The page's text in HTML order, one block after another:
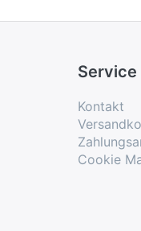
Service
Kontakt
Cookie